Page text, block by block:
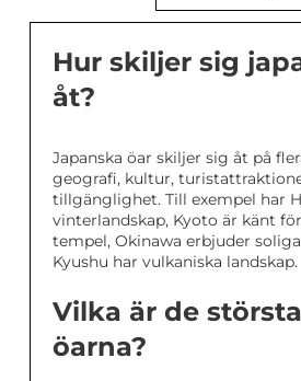
Hur skiljer sig
åt?
Japanska öar skiljer sig åt på
geografi, kultur,
tillgänglighet. Till exempel har
vinterlandskap, Kyoto är känt
tempel, Okinawa erbjuder
Kyushu har vulkaniska landskap.
Vilka är de
öarna?